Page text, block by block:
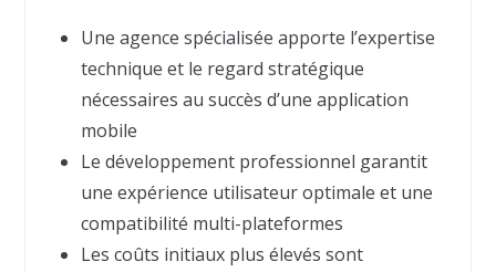
Une agence spécialisée apporte l’expertise
technique et le regard stratégique
nécessaires au succès d’une application
mobile
Le développement professionnel garantit
une expérience utilisateur optimale et une
compatibilité multi-plateformes
Les coûts initiaux plus élevés sont